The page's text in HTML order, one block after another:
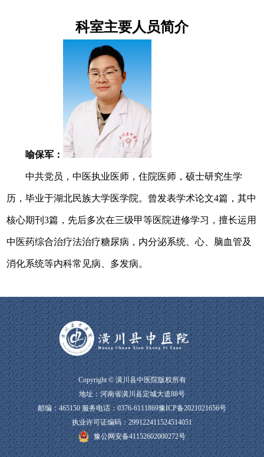
科室主要人员简介
喻保军：
中共党员，中医执业医师，住院医师，硕士研究生学
历，毕业于湖北民族大学医学院。曾发表学术论文4篇，其中
核心期刊3篇， 先后多次在三级甲等医院进修学习，擅长运用
中医药综合治疗法治疗糖尿病，内分泌系统、心、脑血管及
消化系统等内科常见病、多发病。
Copyright © 潢川县中医院版权所有
地址：河南省潢川县定城大道88号
邮编：465150 服务电话：0376-6111869豫ICP备2021021656号
执业许可证编码：299122411524514051
豫公网安备41152602000272号